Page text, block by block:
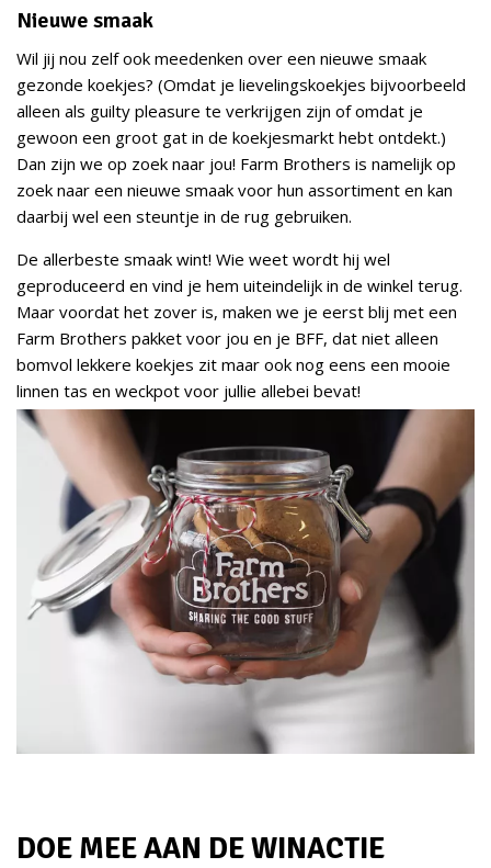
Nieuwe smaak
Wil jij nou zelf ook meedenken over een nieuwe smaak
gezonde koekjes? (Omdat je lievelingskoekjes bijvoorbeeld
alleen als guilty pleasure te verkrijgen zijn of omdat je
gewoon een groot gat in de koekjesmarkt hebt ontdekt.)
Dan zijn we op zoek naar jou! Farm Brothers is namelijk op
zoek naar een nieuwe smaak voor hun assortiment en kan
daarbij wel een steuntje in de rug gebruiken.
De allerbeste smaak wint! Wie weet wordt hij wel
geproduceerd en vind je hem uiteindelijk in de winkel terug.
Maar voordat het zover is, maken we je eerst blij met een
Farm Brothers pakket voor jou en je BFF, dat niet alleen
bomvol lekkere koekjes zit maar ook nog eens een mooie
linnen tas en weckpot voor jullie allebei bevat!
DOE MEE AAN DE WINACTIE